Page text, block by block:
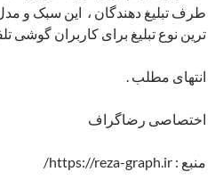
طرف تبلیغ دهندگان ، این سبک و
ترین نوع تبلیغ برای کاربران گوشی
انتهای مطلب .
اختصاصی رضاگراف
منبع : https://reza-graph.ir/